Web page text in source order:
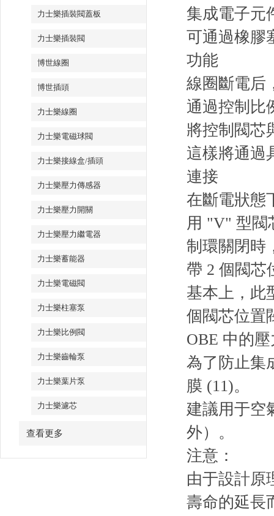
力士樂插裝閥蓋板
力士樂插裝閥
博世線圈
博世插頭
力士樂線圈
力士樂電磁球閥
力士樂接線盒/插頭
力士樂壓力傳感器
力士樂壓力開關
力士樂壓力繼電器
力士樂蓄能器
力士樂電磁閥
力士樂柱塞泵
力士樂比例閥
力士樂齒輪泵
力士樂葉片泵
力士樂濾芯
查看更多
集成電子元
可通過橡膠
功能
線圈斷電后
通過控制比
將控制閥芯
這樣將通過
連接
在斷電狀態
用 "V" 型閥
制環關閉時
帶 2 個閥
基本上，此
個閥芯位置
OBE 中的
為了防止集
膜 (11)。
建議用于空
外）。
注意：
由于設計原
壽命的延長